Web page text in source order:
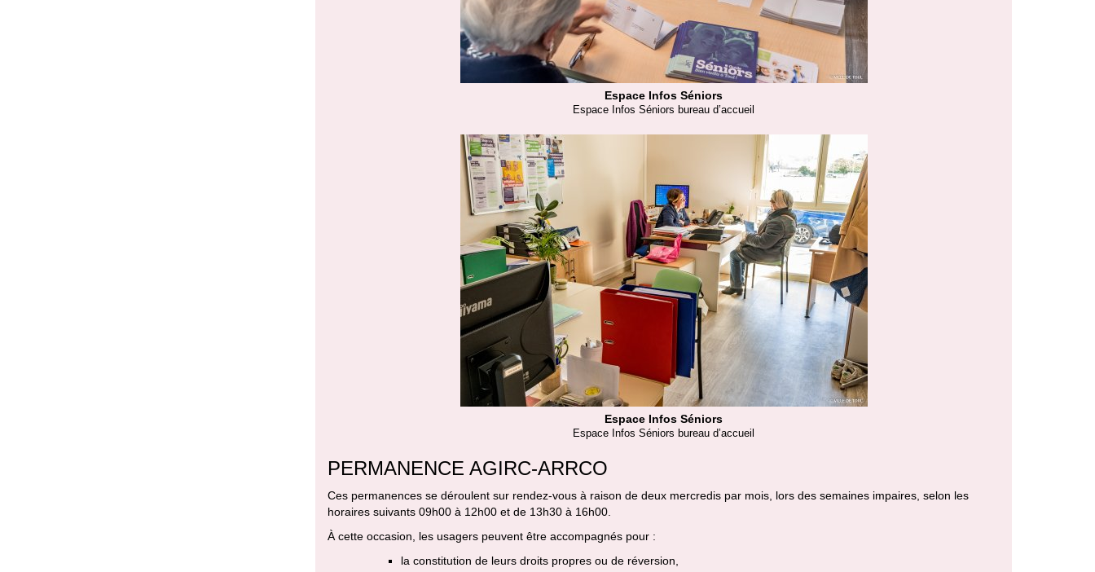
Espace Infos Séniors
Espace Infos Séniors bureau d’accueil
Espace Infos Séniors
Espace Infos Séniors bureau d’accueil
PERMANENCE AGIRC-ARRCO
Ces permanences se déroulent sur rendez-vous à raison de deux mercredis par mois, lors des semaines impaires, selon les
horaires suivants 09h00 à 12h00 et de 13h30 à 16h00.
À cette occasion, les usagers peuvent être accompagnés pour :
la constitution de leurs droits propres ou de réversion,